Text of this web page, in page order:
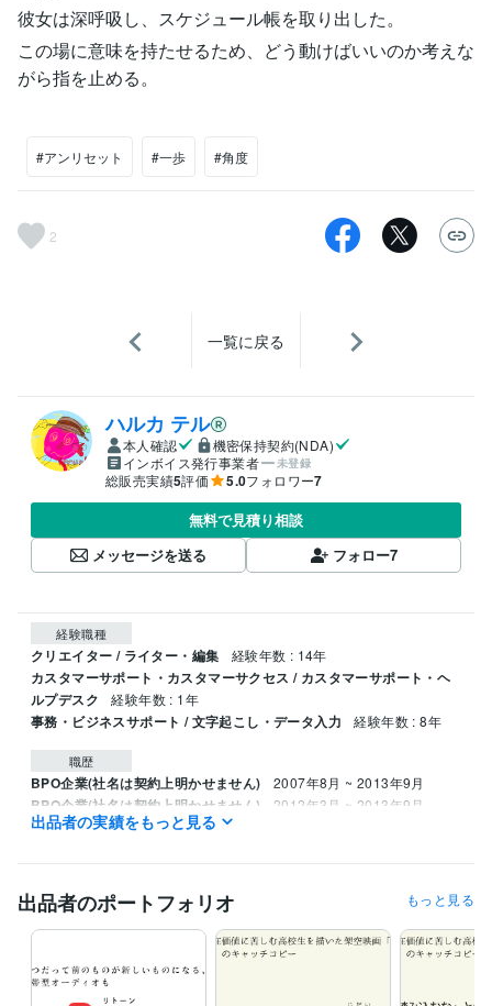
彼女は深呼吸し、スケジュール帳を取り出した。
この場に意味を持たせるため、どう動けばいいのか考えな
がら指を止める。
#アンリセット #一歩 #角度
2
一覧に戻る
ハルカ テル
本人確認
機密保持契約(NDA)
インボイス発行事業者
未登録
総販売実績5評価 5.0フォロワー7
無料で見積り相談
メッセージを送る
フォロー7
経験職種
クリエイター / ライター・編集 経験年数 : 14年
カスタマーサポート・カスタマーサクセス / カスタマーサポート・ヘ
ルプデスク
経験年数 : 1年
事務・ビジネスサポート / 文字起こし・データ入力 経験年数 : 8年
職歴
BPO企業(社名は契約上明かせません) 2007年8月 ~ 2013年9月
BPO企業(社名は契約上明かせません) 2012年3月 ~ 2013年9月
ランサーズ・クラウドワークス(2社それぞれによる仲介の形)
集客・採用サポート特化会社（社名は確認中)
2024年3月 ~ 2024年1
1月
スマートフォン向けアプリ運営(社名は契約上明かせません)
2月 ~ 2022年1月
2021年12月 ~ 2022年12月
ビジネス・クリエイティブツール
出品者の実績をもっと見る
出品者のポートフォリオ もっと見る